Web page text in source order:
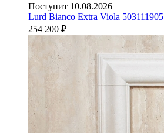
Поступит 10.08.2026
Lurd Bianco Extra Viola 503111905
254 200 ₽